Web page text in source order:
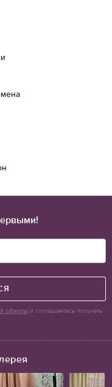
оферты и соглашаетесь получать